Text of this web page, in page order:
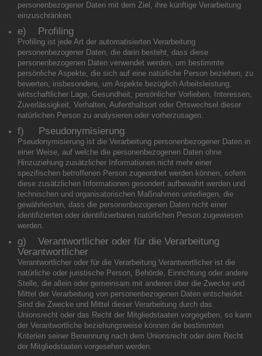
personenbezogener Daten mit dem Ziel, ihre künftige Verarbeitung
einzuschränken.
e) Profiling
Profiling ist jede Art der automatisierten Verarbeitung
personenbezogener Daten, die darin besteht, dass diese
personenbezogenen Daten verwendet werden, um bestimmte
persönliche Aspekte, die sich auf eine natürliche Person beziehen, zu
bewerten, insbesondere, um Aspekte bezüglich Arbeitsleistung,
wirtschaftlicher Lage, Gesundheit, persönlicher Vorlieben, Interessen,
Zuverlässigkeit, Verhalten, Aufenthaltsort oder Ortswechsel dieser
natürlichen Person zu analysieren oder vorherzusagen.
f) Pseudonymisierung
Pseudonymisierung ist die Verarbeitung personenbezogener Daten in
einer Weise, auf welche die personenbezogenen Daten ohne
Hinzuziehung zusätzlicher Informationen nicht mehr einer
spezifischen betroffenen Person zugeordnet werden können, sofern
diese zusätzlichen Informationen gesondert aufbewahrt werden und
technischen und organisatorischen Maßnahmen unterliegen, die
gewährleisten, dass die personenbezogenen Daten nicht einer
identifizierten oder identifizierbaren natürlichen Person zugewiesen
werden.
g) Verantwortlicher oder für die Verarbeitung
Verantwortlicher
Verantwortlicher oder für die Verarbeitung Verantwortlicher ist die
natürliche oder juristische Person, Behörde, Einrichtung oder andere
Stelle, die allein oder gemeinsam mit anderen über die Zwecke und
Mittel der Verarbeitung von personenbezogenen Daten entscheidet.
Sind die Zwecke und Mittel dieser Verarbeitung durch das
Unionsrecht oder das Recht der Mitgliedstaaten vorgegeben, so kann
der Verantwortliche beziehungsweise können die bestimmten
Kriterien seiner Benennung nach dem Unionsrecht oder dem Recht
der Mitgliedstaaten vorgesehen werden.